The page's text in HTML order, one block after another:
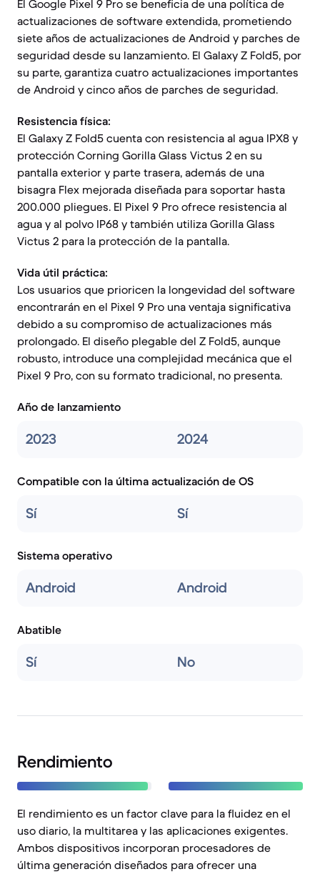
El Google Pixel 9 Pro se beneficia de una política de
actualizaciones de software extendida, prometiendo
siete años de actualizaciones de Android y parches de
seguridad desde su lanzamiento. El Galaxy Z Fold5, por
su parte, garantiza cuatro actualizaciones importantes
de Android y cinco años de parches de seguridad.
Resistencia física:
El Galaxy Z Fold5 cuenta con resistencia al agua IPX8 y
protección Corning Gorilla Glass Victus 2 en su
pantalla exterior y parte trasera, además de una
bisagra Flex mejorada diseñada para soportar hasta
200.000 pliegues. El Pixel 9 Pro ofrece resistencia al
agua y al polvo IP68 y también utiliza Gorilla Glass
Victus 2 para la protección de la pantalla.
Vida útil práctica:
Los usuarios que prioricen la longevidad del software
encontrarán en el Pixel 9 Pro una ventaja significativa
debido a su compromiso de actualizaciones más
prolongado. El diseño plegable del Z Fold5, aunque
robusto, introduce una complejidad mecánica que el
Pixel 9 Pro, con su formato tradicional, no presenta.
Año de lanzamiento
2023 2024
Compatible con la última actualización de OS
Sí Sí
Sistema operativo
Android Android
Abatible
Sí No
Rendimiento
El rendimiento es un factor clave para la fluidez en el
uso diario, la multitarea y las aplicaciones exigentes.
Ambos dispositivos incorporan procesadores de
última generación diseñados para ofrecer una